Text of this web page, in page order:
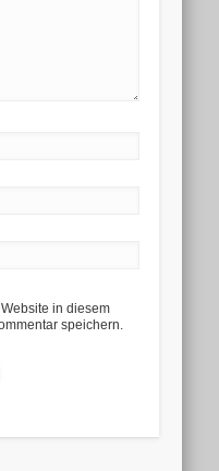
in diesem
speichern.